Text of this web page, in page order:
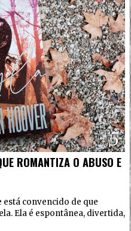
5
ROMANTIZA O ABUSO E
está convencido de que
Ela é espontânea, divertida,